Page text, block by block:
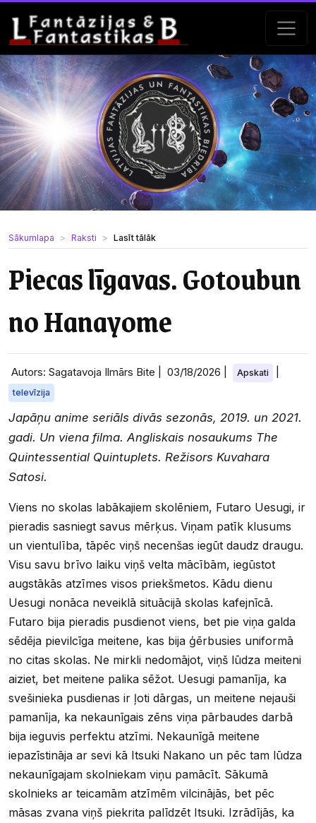
Sākumlapa Raksti Lasīt tālāk
Piecas līgavas. Gotoubun
no Hanayome
Autors: Sagatavoja Ilmārs Bite | 03/18/2026 Apskati
televīzija
Japāņu anime seriāls divās sezonās, 2019. un 2021.
gadi. Un viena filma. Angliskais nosaukums The
Quintessential Quintuplets. Režisors Kuvahara
Satosi.
Viens no skolas labākajiem skolēniem, Futaro Uesugi, ir
pieradis sasniegt savus mērķus. Viņam patīk klusums
un vientulība, tāpēc viņš necenšas iegūt daudz draugu.
Visu savu brīvo laiku viņš velta mācībām, iegūstot
augstākās atzīmes visos priekšmetos. Kādu dienu
Uesugi nonāca neveiklā situācijā skolas kafejnīcā.
Futaro bija pieradis pusdienot viens, bet pie viņa galda
sēdēja pievilcīga meitene, kas bija ģērbusies uniformā
no citas skolas. Ne mirkli nedomājot, viņš lūdza meiteni
aiziet, bet meitene palika sēžot. Uesugi pamanīja, ka
svešinieka pusdienas ir ļoti dārgas, un meitene nejauši
pamanīja, ka nekaunīgais zēns viņa pārbaudes darbā
bija ieguvis perfektu atzīmi. Nekaunīgā meitene
iepazīstināja ar sevi kā Itsuki Nakano un pēc tam lūdza
nekaunīgajam skolniekam viņu pamācīt. Sākumā
skolnieks ar teicamām atzīmēm vilcinājās, bet pēc
māsas zvana viņš piekrita palīdzēt Itsuki. Izrādījās, ka